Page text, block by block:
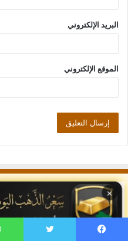
البريد الإلكتروني
الموقع الإلكتروني
×
اسعار الذهب اليوم في مصر
pic compressor